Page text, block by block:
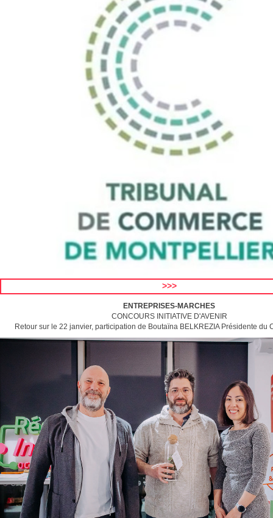
>>>
ENTREPRISES-MARCHES
CONCOURS INITIATIVE D'AVENIR
Retour sur le 22 janvier, participation de Boutaïna BELKREZIA Présidente du